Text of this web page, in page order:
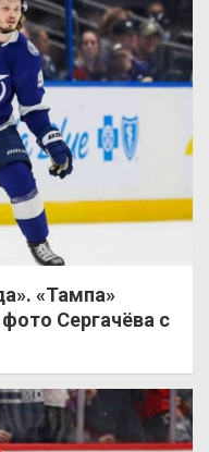
«Тампа»
Сергачёва с